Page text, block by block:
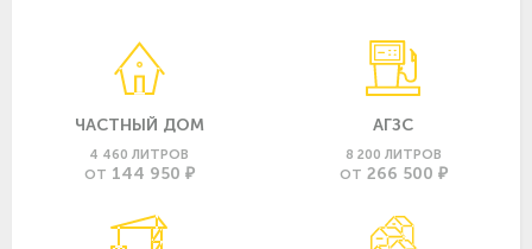
ЧАСТНЫЙ ДОМ
4 460 ЛИТРОВ
ОТ 144 950 ₽
АГЗС
8 200 ЛИТРОВ
ОТ 266 500 ₽